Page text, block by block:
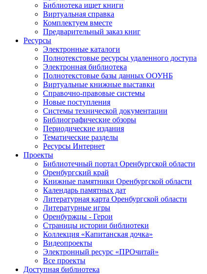
Библиотека ищет книги
Виртуальная справка
Комплектуем вместе
Предварительный заказ книг
Ресурсы
Электронные каталоги
Полнотекстовые ресурсы удаленного доступа
Электронная библиотека
Полнотекстовые базы данных ООУНБ
Виртуальные книжные выставки
Справочно-правовые системы
Новые поступления
Cистемы технической документации
Библиографические обзоры
Периодические издания
Тематические разделы
Ресурсы Интернет
Проекты
Библиотечный портал Оренбургской области
Оренбургский край
Книжные памятники Оренбургской области
Календарь памятных дат
Литературная карта Оренбургской области
Литературные игры
Оренбуржцы - Герои
Страницы истории библиотеки
Коллекция «Капитанская дочка»
Видеопроекты
Электронный ресурс «ПРОчитай»
Все проекты
Доступная библиотека